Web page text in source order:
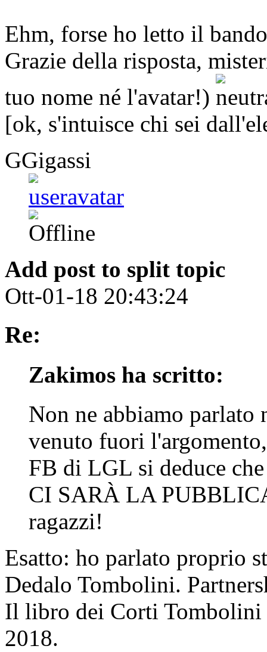
Ehm, forse ho letto il
Grazie della risposta,
tuo nome né l'avatar!)
[ok, s'intuisce chi sei
GGigassi
Add post to split topic
Ott-01-18 20:43:24
Re:
Zakimos ha scritto:
Non ne abbiamo parlato
venuto fuori
FB di LGL si deduce
CI SARÀ LA
ragazzi!
Esatto: ho parlato proprio
Dedalo Tombolini.
Il libro dei Corti Tombolini
2018.